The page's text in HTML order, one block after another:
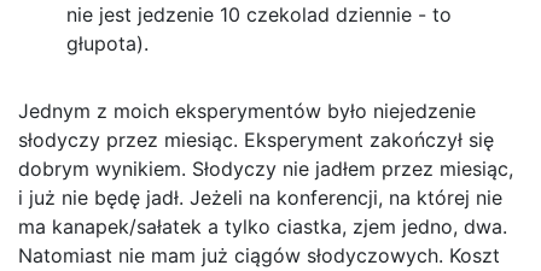
nie jest jedzenie 10 czekolad dziennie - to
głupota).
Jednym z moich eksperymentów było niejedzenie
słodyczy przez miesiąc. Eksperyment zakończył się
dobrym wynikiem. Słodyczy nie jadłem przez miesiąc,
i już nie będę jadł. Jeżeli na konferencji, na której nie
ma kanapek/sałatek a tylko ciastka, zjem jedno, dwa.
Natomiast nie mam już ciągów słodyczowych. Koszt